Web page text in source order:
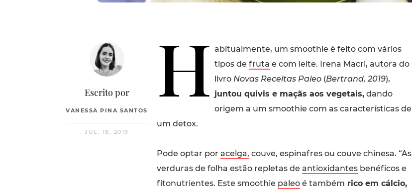
Escrito por
VANESSA PINA SANTOS
JUL. 18, 2019
H abitualmente, um smoothie é feito com vários
tipos de fruta e com leite. Irena Macri, autora do
livro Novas Receitas Paleo(Bertrand, 2019),
juntou quivis e maçãs aos vegetais,dando
origem a um smoothie com as características de
um detox.
Pode optar por acelga, couve, espinafres ou couve chinesa. “As
verduras de folha estão repletas de antioxidantesbenéficos e
fitonutrientes. Este smoothie paleoé também rico em cálcio,